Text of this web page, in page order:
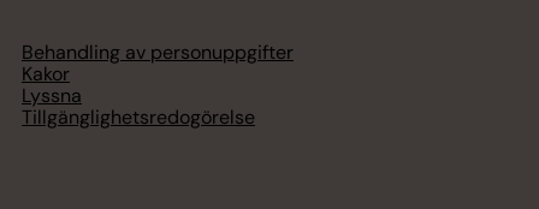
Behandling av personuppgifter
Kakor
Lyssna
Tillgänglighetsredogörelse